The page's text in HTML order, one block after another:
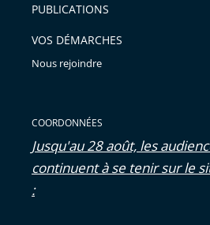
avant
PUBLICATIONS
VOS DÉMARCHES
Nous rejoindre
COORDONNÉES
Jusqu'au 28 août, les
continuent à se tenir sur le
: